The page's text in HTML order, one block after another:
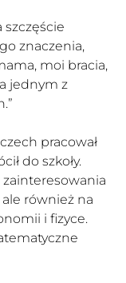
szczęście
znaczenia,
moi bracia,
jednym z
pracował
do szkoły.
zainteresowania
również na
i fizyce.